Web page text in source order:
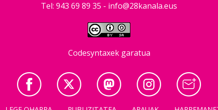
Tel: 943 69 89 35 - info@28kanala.eus
Codesyntaxek garatua